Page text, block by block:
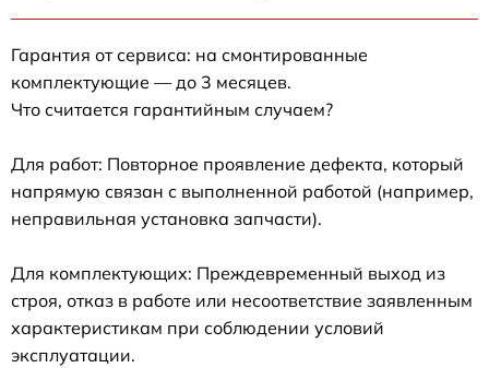
Гарантия от сервиса: на смонтированные
комплектующие — до 3 месяцев.
Что считается гарантийным случаем?
Для работ: Повторное проявление дефекта, который
напрямую связан с выполненной работой (например,
неправильная установка запчасти).
Для комплектующих: Преждевременный выход из
строя, отказ в работе или несоответствие заявленным
характеристикам при соблюдении условий
эксплуатации.